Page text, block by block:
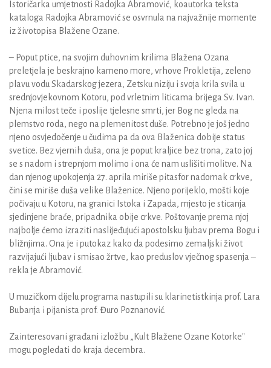
Istoričarka umjetnosti Radojka Abramović, koautorka teksta
kataloga Radojka Abramović se osvrnula na najvažnije momente
iz životopisa Blažene Ozane.
– Poput ptice, na svojim duhovnim krilima Blažena Ozana
preletjela je beskrajno kameno more, vrhove Prokletija, zeleno
plavu vodu Skadarskog jezera, Zetsku niziju i svoja krila svila u
srednjovjekovnom Kotoru, pod vrletnim liticama brijega Sv. Ivan.
Njena milost teče i poslije tjelesne smrti, jer Bog ne gleda na
plemstvo roda, nego na plemenitost duše. Potrebno je još jedno
njeno osvjedočenje u čudima pa da ova Blaženica dobije status
svetice. Bez vjernih duša, ona je poput kraljice bez trona, zato joj
se s nadom i strepnjom molimo i ona će nam uslišiti molitve. Na
dan njenog upokojenja 27. aprila miriše pitasfor nadomak crkve,
čini se miriše duša velike Blaženice. Njeno porijeklo, mošti koje
počivaju u Kotoru, na granici Istoka i Zapada, mjesto je sticanja
sjedinjene braće, pripadnika obije crkve. Poštovanje prema njoj
najbolje ćemo izraziti naslijeđujući apostolsku ljubav prema Bogu i
bližnjima. Ona je i putokaz kako da podesimo zemaljski život
razvijajući ljubav i smisao žrtve, kao preduslov vječnog spasenja –
rekla je Abramović.
U muzičkom dijelu programa nastupili su klarinetistkinja prof. Lara
Bubanja i pijanista prof. Đuro Poznanović.
Zainteresovani građani izložbu „Kult Blažene Ozane Kotorke"
mogu pogledati do kraja decembra.